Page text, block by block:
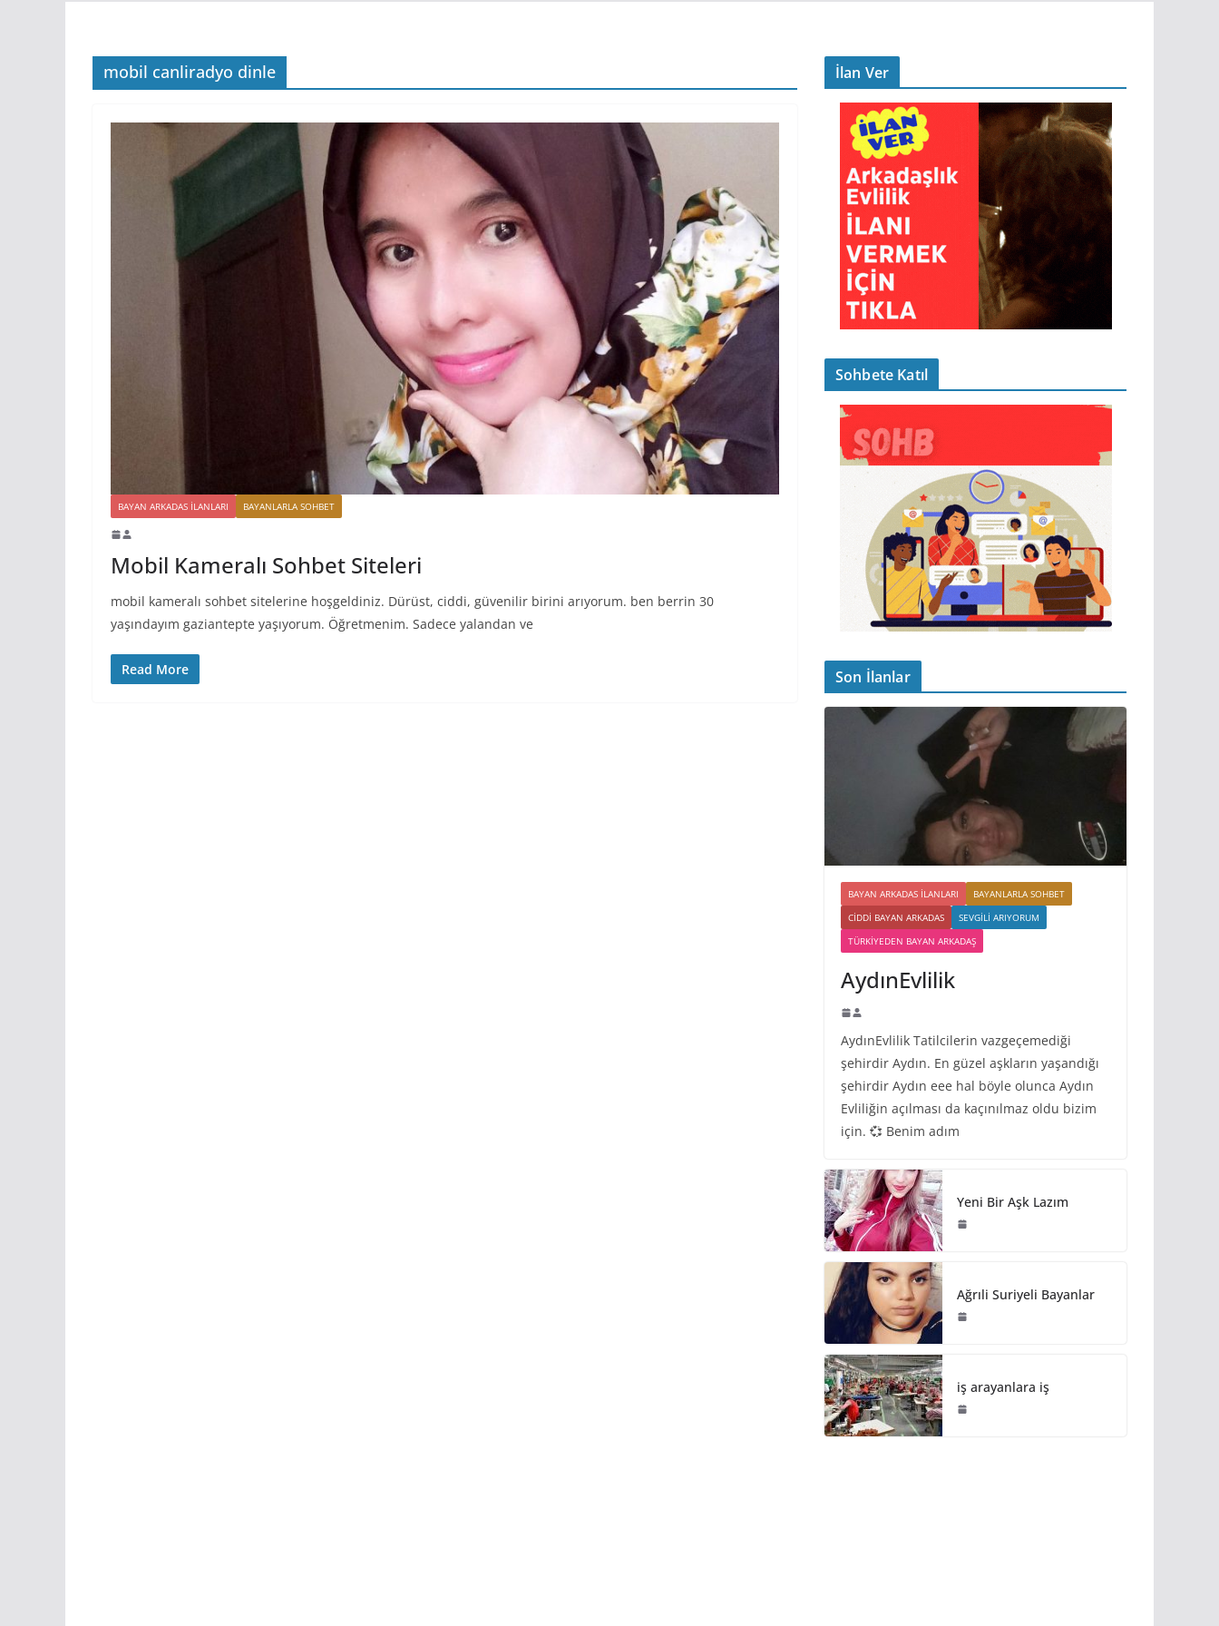
mobil canliradyo dinle
BAYAN ARKADAS ILANLARI BAYANLARLA SOHBET
Mobil Kameralı Sohbet Siteleri
mobil kameralı sohbet sitelerine hoşgeldiniz. Dürüst, ciddi, güvenilir birini arıyorum. ben berrin 30
yaşındayım gaziantepte yaşıyorum. Öğretmenim. Sadece yalandan ve
Read More
İlan Ver
Sohbete Katıl
Son İlanlar
BAYAN ARKADAS ILANLARI
BAYANLARLA SOHBET
CIDDI BAYAN ARKADAS
SEVGILI ARIYORUM
TÜRKIYEDEN BAYAN ARKADAŞ
AydınEvlilik
AydınEvlilik Tatilcilerin vazgeçemediği
şehirdir Aydın. En güzel aşkların yaşandığı
şehirdir Aydın eee hal böyle olunca Aydın
Evliliğin açılması da kaçınılmaz oldu bizim
için. 💞 Benim adım
Yeni Bir Aşk Lazım
Ağrıli Suriyeli Bayanlar
iş arayanlara iş